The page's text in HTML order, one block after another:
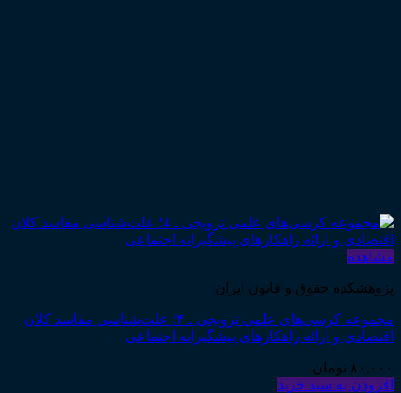
مشاهده
پژوهشکده حقوق و قانون ایران
مجموعه کرسی‌های علمی ترویجی ـ ۴؛ علت‌شناسی مفاسد کلان
اقتصادی و ارائه راهکارهای پیشگیرانه اجتماعی
۸۰,۰۰۰ تومان
افزودن به سبد خرید